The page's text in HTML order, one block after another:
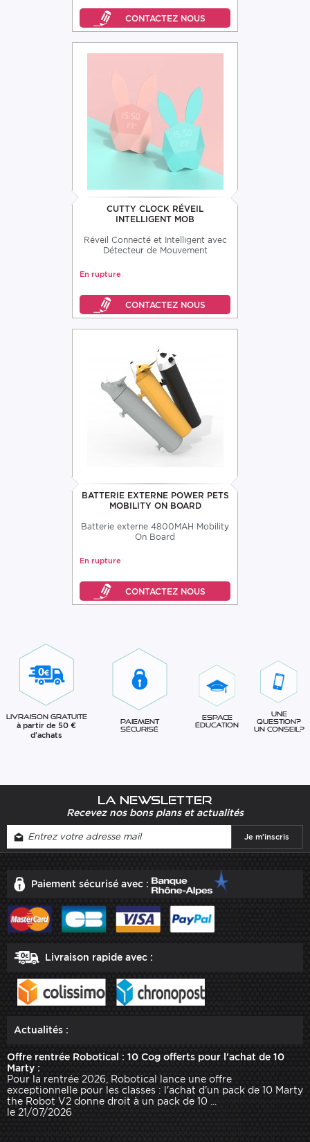
CUTTY CLOCK RÉVEIL
INTELLIGENT MOB
Réveil Connecté et Intelligent avec
Détecteur de Mouvement
En rupture
BATTERIE EXTERNE POWER PETS
MOBILITY ON BOARD
Batterie externe 4800MAH Mobility
On Board
En rupture
Livraison gratuite
à partir de 50 €
d'achats
Paiement
sécurisé
Espace
éducation
Une
question?
Un conseil?
La newsletter
Recevez nos bons plans et actualités
Paiement sécurisé avec :
Livraison rapide avec :
Actualités :
Offre rentrée Robotical : 10 Cog offerts pour l'achat de 10
Marty :
Pour la rentrée 2026, Robotical lance une offre
exceptionnelle pour les classes : l'achat d'un pack de 10 Marty
the Robot V2 donne droit à un pack de 10 ...
le 21/07/2026